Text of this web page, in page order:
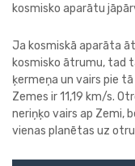
kosmisko aparātu
Ja kosmiskā aparāta
kosmisko ātrumu, tad
ķermeņa un vairs pie
Zemes ir 11,19 km/s.
neriņķo vairs ap Zemi,
vienas planētas uz